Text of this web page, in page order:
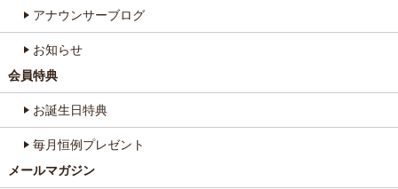
アナウンサーブログ
お知らせ
会員特典
お誕生日特典
毎月恒例プレゼント
メールマガジン